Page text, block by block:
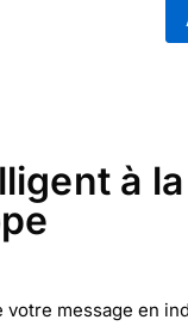
le texte
cher).
à
message en